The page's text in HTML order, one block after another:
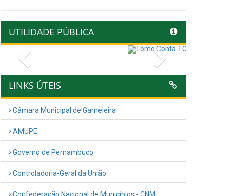
UTILIDADE PÚBLICA
Next
LINKS ÚTEIS
Câmara Municipal de Gameleira
AMUPE
Governo de Pernambuco
Controladoria-Geral da União